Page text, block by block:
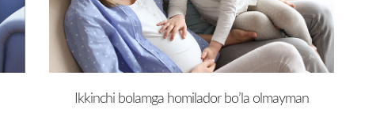
Ikkinchi bolamga homilador bo’la olmayman